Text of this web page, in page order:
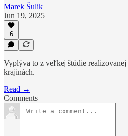
Marek Šulik
Jun 19, 2025
6
Vyplýva to z veľkej štúdie realizovanej
krajinách.
Read →
Comments